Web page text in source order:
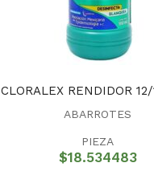
CLORALEX RENDIDOR
ABARROTES
PIEZA
$18.534483